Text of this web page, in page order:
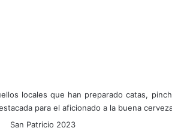
locales que han preparado catas,
para el aficionado a la buena